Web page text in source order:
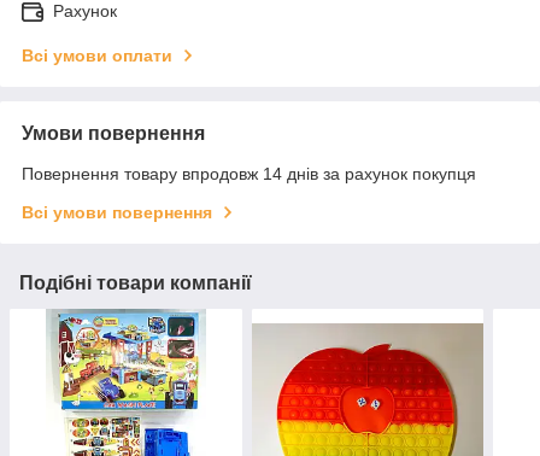
Рахунок
Всі умови оплати
Умови повернення
Повернення товару впродовж 14 днів за рахунок покупця
Всі умови повернення
Подібні товари компанії